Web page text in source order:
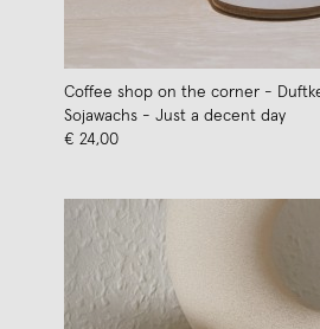
Coffee shop on the corner -
Sojawachs - Just a decent day
€ 24,00